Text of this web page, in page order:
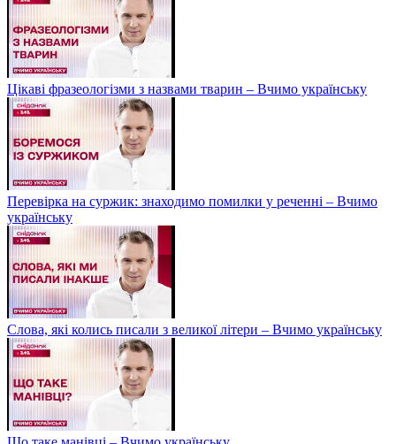
Цікаві фразеологізми з назвами тварин – Вчимо українську
Перевірка на суржик: знаходимо помилки у реченні – Вчимо
українську
Слова, які колись писали з великої літери – Вчимо українську